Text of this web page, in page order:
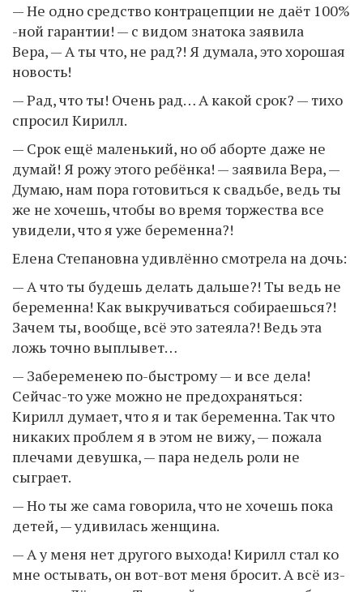
— Не одно средство контрацепции не даёт 100%
-ной гарантии! — с видом знатока заявила
Вера, — А ты что, не рад?! Я думала, это хорошая
новость!
— Рад, что ты! Очень рад… А какой срок? — тихо
спросил Кирилл.
— Срок ещё маленький, но об аборте даже не
думай! Я рожу этого ребёнка! — заявила Вера, —
Думаю, нам пора готовиться к свадьбе, ведь ты
же не хочешь, чтобы во время торжества все
увидели, что я уже беременна?!
Елена Степановна удивлённо смотрела на дочь:
— А что ты будешь делать дальше?! Ты ведь не
беременна! Как выкручиваться собираешься?!
Зачем ты, вообще, всё это затеяла?! Ведь эта
ложь точно выплывет…
— Забеременею по-быстрому — и все дела!
Сейчас-то уже можно не предохраняться:
Кирилл думает, что я и так беременна. Так что
никаких проблем я в этом не вижу, — пожала
плечами девушка, — пара недель роли не
сыграет.
— Но ты же сама говорила, что не хочешь пока
детей, — удивилась женщина.
— А у меня нет другого выхода! Кирилл стал ко
мне остывать, он вот-вот меня бросит. А всё из-